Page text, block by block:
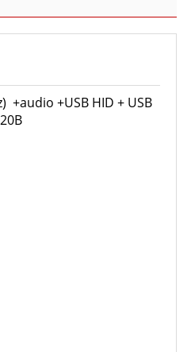
+audio +USB HID + USB